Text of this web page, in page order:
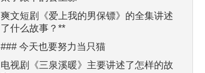
爽文短剧《爱上我的男保镖》的全集讲述
了什么故事？**
### 今天也要努力当只猫
电视剧《三泉溪暖》主要讲述了怎样的故